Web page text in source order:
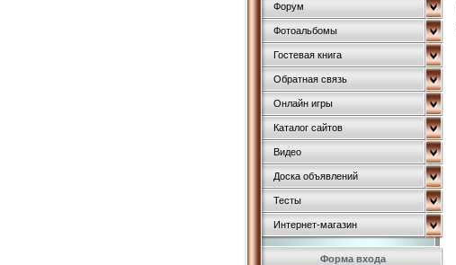
Форум
Фотоальбомы
Гостевая книга
Обратная связь
Онлайн игры
Каталог сайтов
Видео
Доска объявлений
Тесты
Интернет-магазин
Форма входа